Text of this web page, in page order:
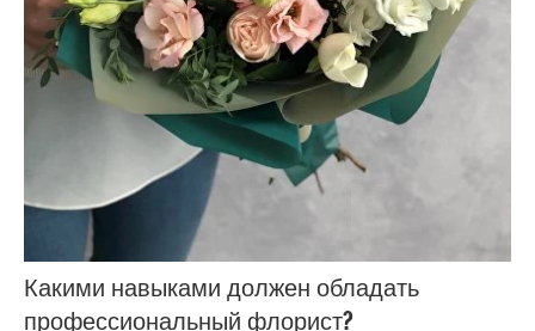
Какими навыками должен обладать
профессиональный флорист?